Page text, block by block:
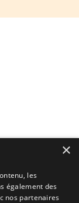
×
les
également des
nos partenaires